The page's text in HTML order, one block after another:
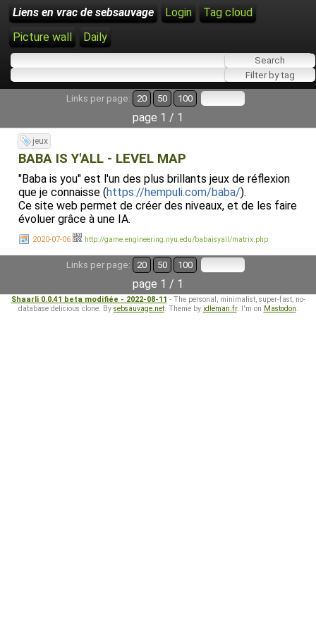
Liens en vrac de sebsauvage Login
Tag cloud
Picture wall
Daily
Links per page: 20 50 100
page 1 / 1
jeux
BABA IS Y'ALL - LEVEL MAP
"Baba is you" est l'un des plus brillants jeux de réflexion
que je connaisse (https://hempuli.com/baba/).
Ce site web permet de créer des niveaux, et de les faire
évoluer grâce à une IA.
2020-07-06 http://game.engineering.nyu.edu/babaisyall/matrix.php
Links per page: 20 50 100
page 1 / 1
Shaarli 0.0.41 beta modifiée - 2022-08-11 - The personal, minimalist, super-fast, no-
database delicious clone. By sebsauvage.net. Theme by idleman.fr. I'm on Mastodon.